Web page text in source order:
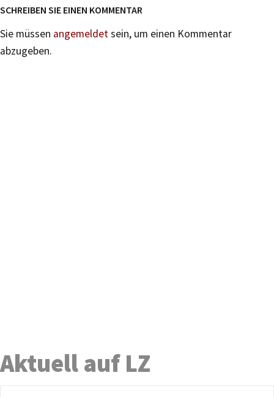
SCHREIBEN SIE EINEN KOMMENTAR
Sie müssen angemeldetsein, um einen Kommentar
abzugeben.
Aktuell auf LZ